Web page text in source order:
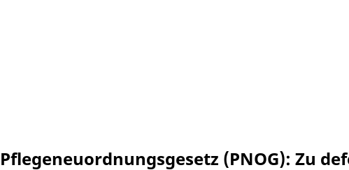
Pflegeneuordnungsgesetz (PNOG): Zu